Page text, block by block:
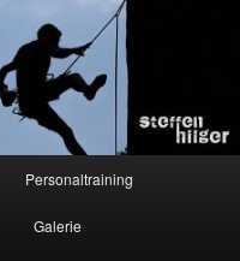
Personaltraining
Galerie